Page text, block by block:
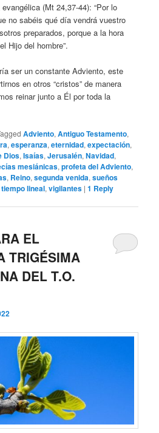
(Mt 24,37-44): “Por lo
no sabéis qué día vendrá vuestro
preparados, porque a la hora
Hijo del hombre”.
ser un constante Adviento, este
en otros “cristos” de manera
reinar junto a Él por toda la
Adviento,Antiguo Testamento,
,esperanza,eternidad,expectación,
Dios,Isaías,Jerusalén,Navidad,
mesiánicas,profeta del Adviento,
, Reino,segunda venida,sueños
tiempo lineal,vigilantes |1 Reply
EL
TRIGÉSIMA
DEL T.O.